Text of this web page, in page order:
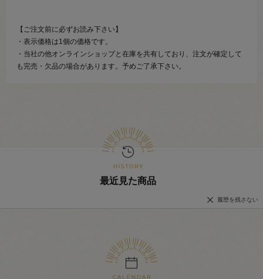
【ご注文前に必ずお読み下さい】
・表示価格は1個の価格です。
・当社の他オンラインショップと在庫を共有しており、注文が確定して
も完売・欠品の場合があります。予めご了承下さい。
最近見た商品
履歴を残さない